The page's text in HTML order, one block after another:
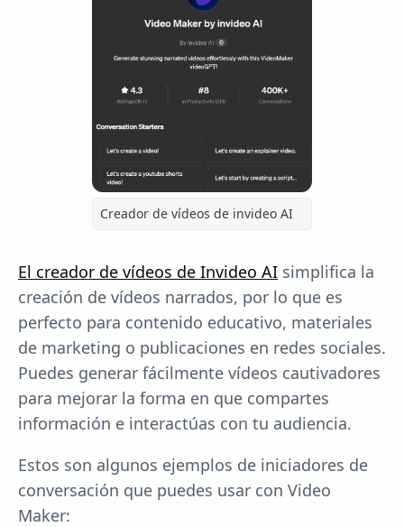
Creador de vídeos de invideo AI
El creador de vídeos de Invideo AI simplifica la
creación de vídeos narrados, por lo que es
perfecto para contenido educativo, materiales
de marketing o publicaciones en redes sociales.
Puedes generar fácilmente vídeos cautivadores
para mejorar la forma en que compartes
información e interactúas con tu audiencia.
Estos son algunos ejemplos de iniciadores de
conversación que puedes usar con Video
Maker: